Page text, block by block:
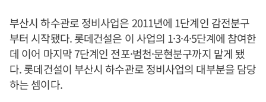
부산시 하수관로 정비사업은 2011년에 1단계인 감전분구
부터 시작됐다. 롯데건설은 이 사업의 1·3·4·5단계에 참여한
데 이어 마지막 7단계인 전포·범천·문현분구까지 맡게 됐
다. 롯데건설이 부산시 하수관로 정비사업의 대부분을 담당
하는 셈이다.